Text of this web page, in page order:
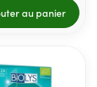
au panier